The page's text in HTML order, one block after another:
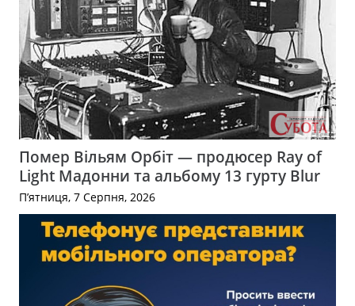
Помер Вільям Орбіт — продюсер Ray of
Light Мадонни та альбому 13 гурту Blur
П’ятниця, 7 Серпня, 2026